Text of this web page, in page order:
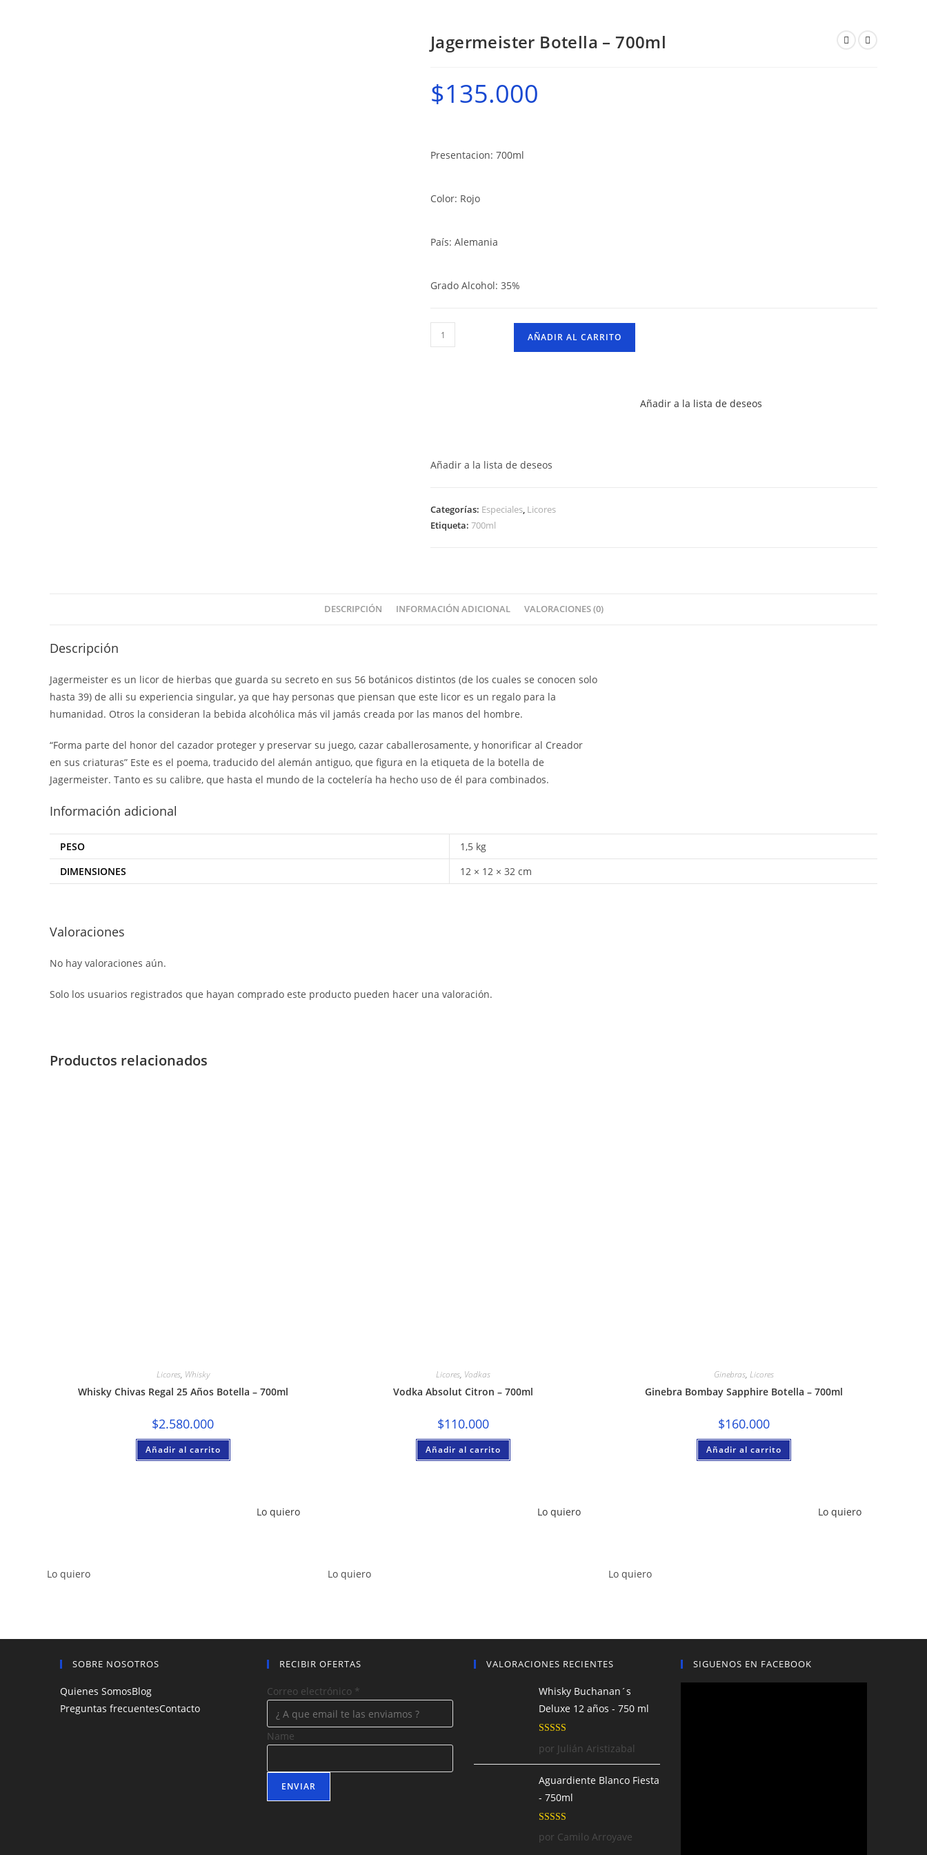
Jagermeister Botella – 700ml
$135.000
Presentacion: 700ml
Color: Rojo
País: Alemania
Grado Alcohol: 35%
Jagermeister
Botella
AÑADIR AL CARRITO
Añadir a la lista de deseos
Añadir a la lista de deseos
Categorías: Especiales, Licores
Etiqueta: 700ml
DESCRIPCIÓN INFORMACIÓN ADICIONAL VALORACIONES (0)
Descripción
Jagermeister es un licor de hierbas que guarda su secreto en sus 56 botánicos distintos (de los cuales se conocen solo
hasta 39) de alli su experiencia singular, ya que hay personas que piensan que este licor es un regalo para la
humanidad. Otros la consideran la bebida alcohólica más vil jamás creada por las manos del hombre.
“Forma parte del honor del cazador proteger y preservar su juego, cazar caballerosamente, y honorificar al Creador
en sus criaturas” Este es el poema, traducido del alemán antiguo, que figura en la etiqueta de la botella de
Jagermeister. Tanto es su calibre, que hasta el mundo de la coctelería ha hecho uso de él para combinados.
Información adicional
PESO
1,5 kg
DIMENSIONES
12 × 12 × 32 cm
Valoraciones
No hay valoraciones aún.
Solo los usuarios registrados que hayan comprado este producto pueden hacer una valoración.
Productos relacionados
Licores, Whisky
Whisky Chivas Regal 25 Años Botella – 700ml
$2.580.000
Añadir al carrito
Lo quiero
Lo quiero
Licores, Vodkas
Vodka Absolut Citron – 700ml
$110.000
Añadir al carrito
Lo quiero
Lo quiero
Ginebras,Licores
Ginebra Bombay Sapphire Botella – 700ml
$160.000
Añadir al carrito
Lo quiero
Lo quiero
SOBRE NOSOTROS
Quienes SomosBlog
Preguntas frecuentesContacto
RECIBIR OFERTAS
Correo electrónico *
Name
ENVIAR
VALORACIONES RECIENTES
Whisky Buchanan´s
Deluxe 12 años - 750 ml
Valorado con
5
de 5
por Julián Aristizabal
Aguardiente Blanco Fiesta
- 750ml
Valorado con
por Camilo Arroyave
SIGUENOS EN FACEBOOK